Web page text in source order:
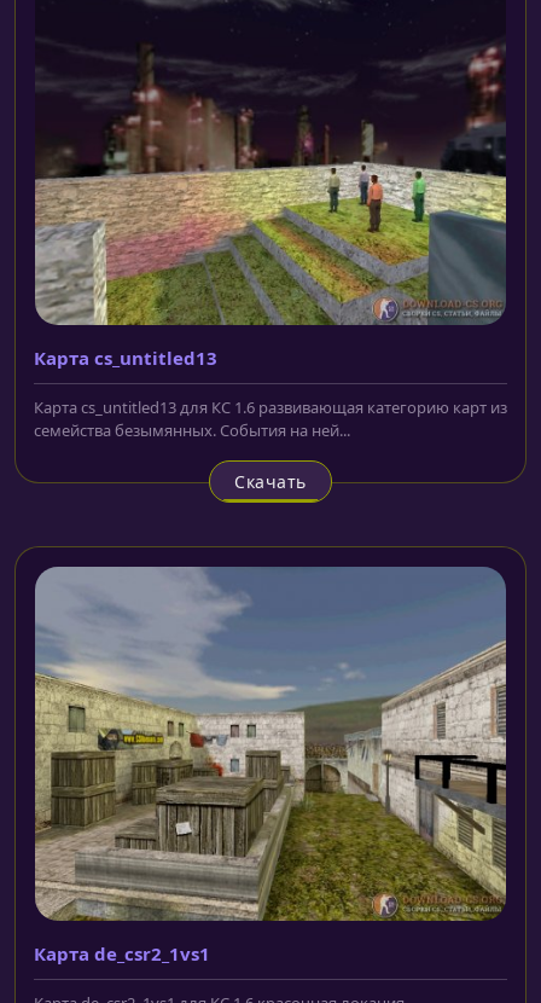
Карта cs_untitled13
Карта cs_untitled13 для КС 1.6 развивающая категорию карт из
семейства безымянных. События на ней...
Скачать
Карта de_csr2_1vs1